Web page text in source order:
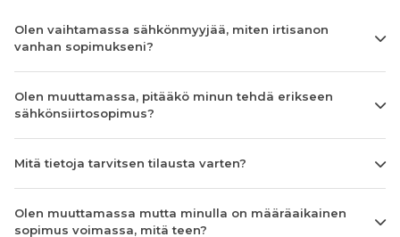
Olen vaihtamassa sähkönmyyjää, miten irtisanon
vanhan sopimukseni?
Olen muuttamassa, pitääkö minun tehdä erikseen
sähkönsiirtosopimus?
Mitä tietoja tarvitsen tilausta varten?
Olen muuttamassa mutta minulla on määräaikainen
sopimus voimassa, mitä teen?